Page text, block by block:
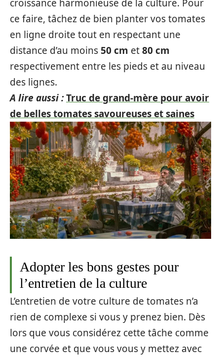
croissance harmonieuse de la culture. Pour
ce faire, tâchez de bien planter vos tomates
en ligne droite tout en respectant une
distance d’au moins 50 cm et80 cm
respectivement entre les pieds et au niveau
des lignes.
A lire aussi :Truc de grand-mère pour avoir
de belles tomates savoureuses et saines
Adopter les bons gestes pour
l’entretien de la culture
L’entretien de votre culture de tomates n’a
rien de complexe si vous y prenez bien. Dès
lors que vous considérez cette tâche comme
une corvée et que vous vous y mettez avec